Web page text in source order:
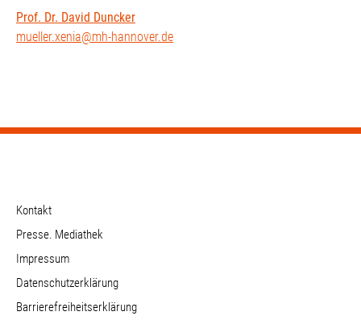
Prof. Dr. David Duncker
mueller.xenia@mh-hannover.de
Kontakt
Presse. Mediathek
Impressum
Datenschutzerklärung
Barrierefreiheitserklärung